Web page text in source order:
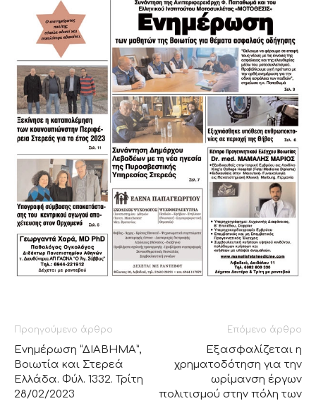
Προηγούμενο άρθρο
Ενημέρωση “ΔΙΑΒΗΜΑ”,
Βοιωτία και Στερεά
Ελλάδα. Φύλ. 1332. Τρίτη
28/02/2023
Επόμενο άρθρο
Εξασφαλίζεται η
χρηματοδότηση για την
ωρίμανση έργων
πολιτισμού στην πόλη των